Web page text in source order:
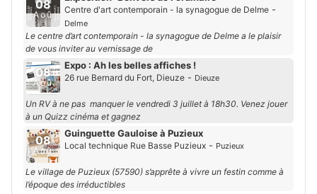
08
Aoû Centre d'art contemporain - la synagogue de Delme -
Delme
Le centre d’art contemporain - la synagogue de Delme a le plaisir
de vous inviter au vernissage de
08
Aoû
Expo : Ah les belles affiches !
26 rue Bernard du Fort, Dieuze - Dieuze
Un RV à ne pas manquer le vendredi 3 juillet à 18h30. Venez jouer
à un Quizz cinéma et gagnez
08
Aoû
Guinguette Gauloise à Puzieux
Local technique Rue Basse Puzieux - Puzieux
Le village de Puzieux (57590) s’apprête à vivre un festin comme à
l’époque des irréductibles